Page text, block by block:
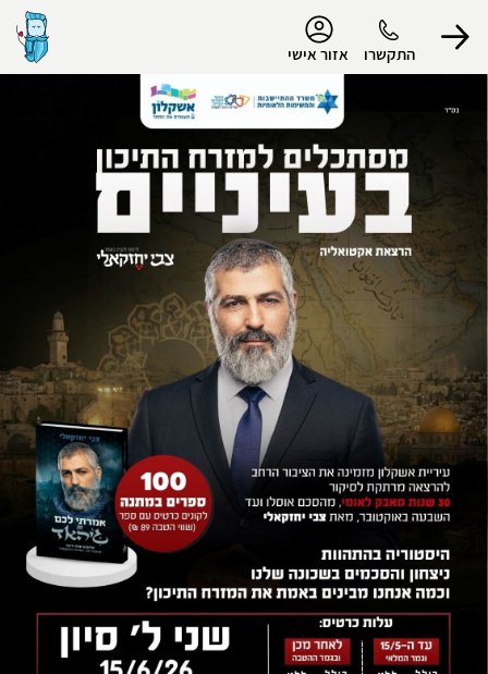
התקשרו אזור אישי
הפרופיל שלי
התנתק